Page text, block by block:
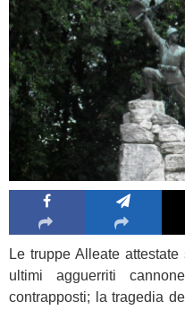
Le truppe Alleate
ultimi agguerriti
contrapposti; la tragedia